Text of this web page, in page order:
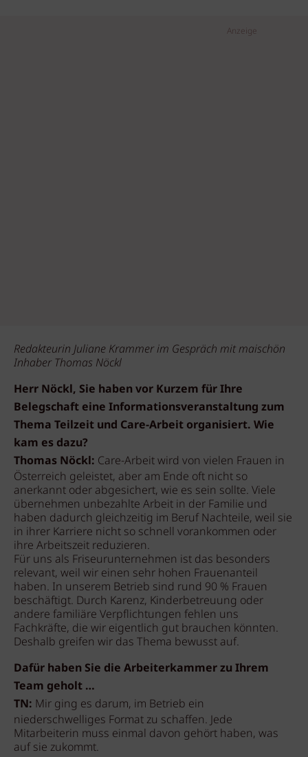
Anzeige
Redakteurin Juliane Krammer im Gespräch mit maischön
Inhaber Thomas Nöckl
Herr Nöckl, Sie haben vor Kurzem für Ihre
Belegschaft eine Informationsveranstaltung zum
Thema Teilzeit und Care-Arbeit organisiert. Wie
kam es dazu?
Thomas Nöckl: Care-Arbeit wird von vielen Frauen in
Österreich geleistet, aber am Ende oft nicht so
anerkannt oder abgesichert, wie es sein sollte. Viele
übernehmen unbezahlte Arbeit in der Familie und
haben dadurch gleichzeitig im Beruf Nachteile, weil sie
in ihrer Karriere nicht so schnell vorankommen oder
ihre Arbeitszeit reduzieren.
Für uns als Friseurunternehmen ist das besonders
relevant, weil wir einen sehr hohen Frauenanteil
haben. In unserem Betrieb sind rund 90 % Frauen
beschäftigt. Durch Karenz, Kinderbetreuung oder
andere familiäre Verpflichtungen fehlen uns
Fachkräfte, die wir eigentlich gut brauchen könnten.
Deshalb greifen wir das Thema bewusst auf.
Dafür haben Sie die Arbeiterkammer zu Ihrem
Team geholt …
TN: Mir ging es darum, im Betrieb ein
niederschwelliges Format zu schaffen. Jede
Mitarbeiterin muss einmal davon gehört haben, was
auf sie zukommt.